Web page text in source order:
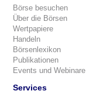
Börse besuchen
Über die Börsen
Wertpapiere
Handeln
Börsenlexikon
Publikationen
Events und Webinare
Services